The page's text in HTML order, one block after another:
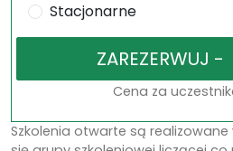
Stacjonarne
Cena za
Szkolenia otwarte są